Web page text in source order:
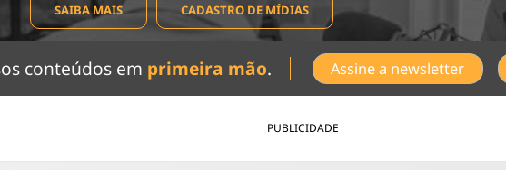
SAIBA MAIS CADASTRO DE MÍDIAS
conteúdos em primeira mão. Assine a newsletter
PUBLICIDADE